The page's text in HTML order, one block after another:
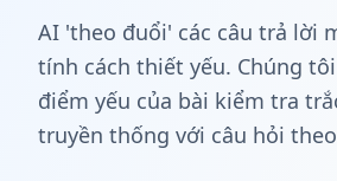
AI 'theo đuổi' các câu trả lời
tính cách thiết yếu. Chúng
điểm yếu của bài kiểm tra
truyền thống với câu hỏi